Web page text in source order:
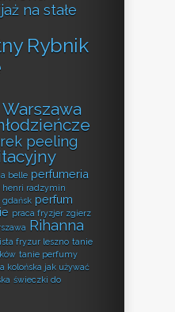
na stałe
Rybnik
peeling
belle perfumeria
henri radzymin
perfum
praca fryzjer zgierz
Rihanna
fryzur leszno tanie
tanie perfumy
kolońska jak używać
świeczki do